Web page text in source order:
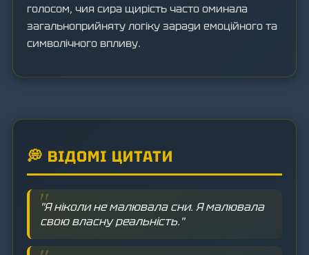
голосом, чия сира щирість часто оминала
загальноприйняту логіку заради емоційного та
символічного впливу.
💭 ВІДОМІ ЦИТАТИ
"Я ніколи не малювала сни. Я малювала
свою власну реальність."